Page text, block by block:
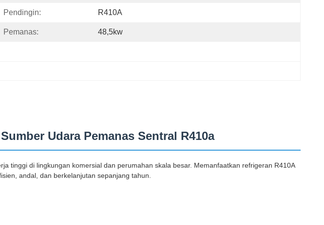
Pendingin: R410A
Pemanas: 48,5kw
Udara Pemanas Sentral R410a
tinggi di lingkungan komersial dan perumahan skala besar. Memanfaatkan refrigeran R410A
andal, dan berkelanjutan sepanjang tahun.